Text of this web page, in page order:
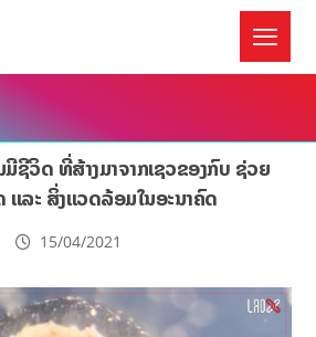
ຊີວິດ ທີ່ສ້າງມາຈາກເຊວຂອງກົບ ຊ່ວຍ
ແລະ ສິ່ງແວດລ້ອມໃນອະນາຄົດ
15/04/2021